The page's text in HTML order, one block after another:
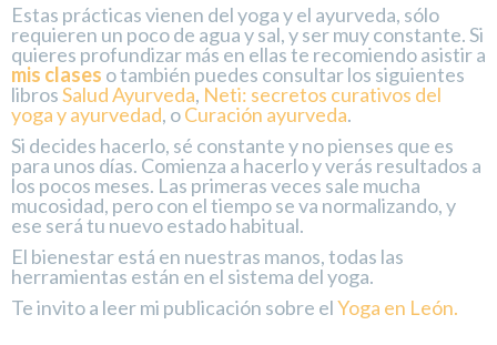
Estas prácticas vienen del yoga y el ayurveda, sólo
requieren un poco de agua y sal, y ser muy constante. Si
quieres profundizar más en ellas te recomiendo asistir a
mis clases o también puedes consultar los siguientes
librosSalud Ayurveda, Neti: secretos curativos del
yoga y ayurvedad, oCuración ayurveda.
Si decides hacerlo, sé constante y no pienses que es
para unos días. Comienza a hacerlo y verás resultados a
los pocos meses. Las primeras veces sale mucha
mucosidad, pero con el tiempo se va normalizando, y
ese será tu nuevo estado habitual.
El bienestar está en nuestras manos, todas las
herramientas están en el sistema del yoga.
Te invito a leer mi publicación sobre elYoga en León.